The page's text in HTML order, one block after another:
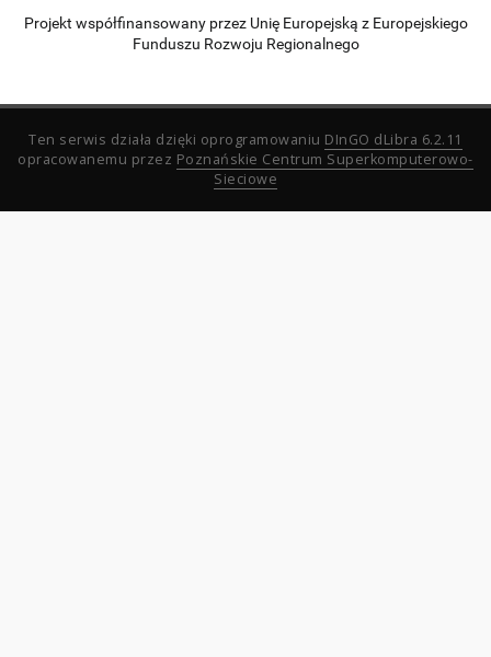
Projekt współfinansowany przez Unię Europejską z Europejskiego
Funduszu Rozwoju Regionalnego
Ten serwis działa dzięki oprogramowaniu DInGO dLibra 6.2.11
opracowanemu przez Poznańskie Centrum Superkomputerowo-
Sieciowe